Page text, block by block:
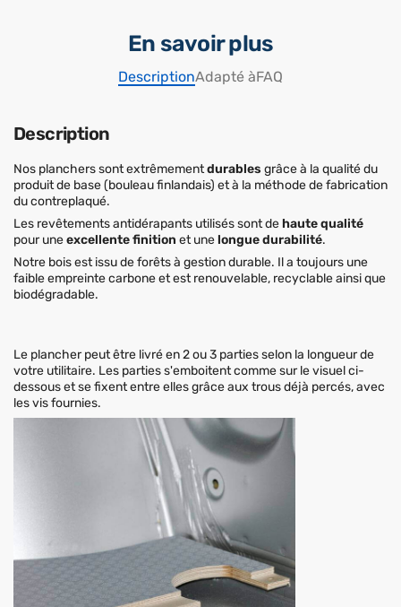
En savoir plus
DescriptionAdapté àFAQ
Description
Nos planchers sont extrêmementdurables grâce à la qualité du
produit de base (bouleau finlandais) et à la méthode de fabrication
du contreplaqué.
Les revêtements antidérapants utilisés sont dehaute qualité
pour uneexcellente finition et unelongue durabilité.
Notre bois est issu de forêts à gestion durable. Il a toujours une
faible empreinte carbone et est renouvelable, recyclable ainsi que
biodégradable.
Le plancher peut être livré en 2 ou 3 parties selon la longueur de
votre utilitaire. Les parties s'emboitent comme sur le visuel ci-
dessous et se fixent entre elles grâce aux trous déjà percés, avec
les vis fournies.